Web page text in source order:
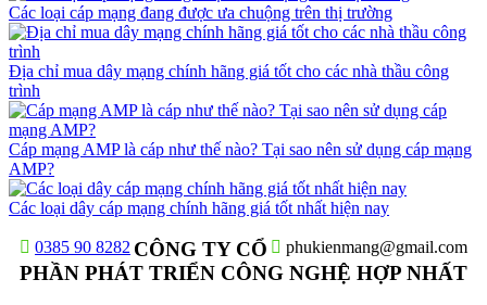
Các loại cáp mạng đang được ưa chuộng trên thị trường
Địa chỉ mua dây mạng chính hãng giá tốt cho các nhà thầu công
trình
Cáp mạng AMP là cáp như thế nào? Tại sao nên sử dụng cáp mạng
AMP?
Các loại dây cáp mạng chính hãng giá tốt nhất hiện nay
0385 90 8282 phukienmang@gmail.com
CÔNG TY CỔ
PHẦN PHÁT TRIỂN CÔNG NGHỆ HỢP NHẤT